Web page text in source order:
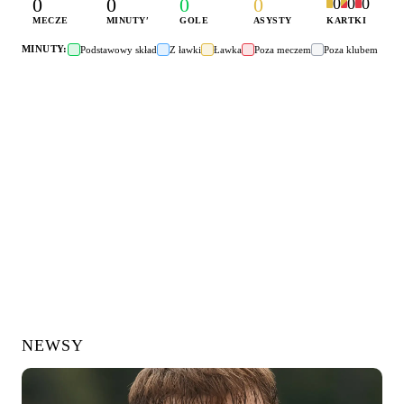
0
MECZE
0
MINUTY′
0
GOLE
0
ASYSTY KARTKI
MINUTY: Podstawowy skład Z ławki Ławka Poza meczem Poza klubem
NEWSY